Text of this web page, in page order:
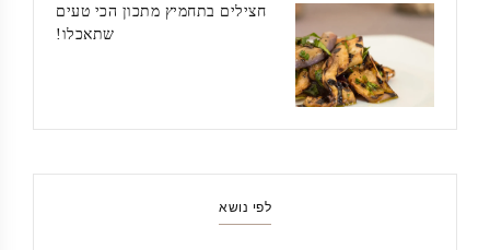
חצילים בתחמיץ מתכון הכי טעים
שתאכלו!
לפי נושא